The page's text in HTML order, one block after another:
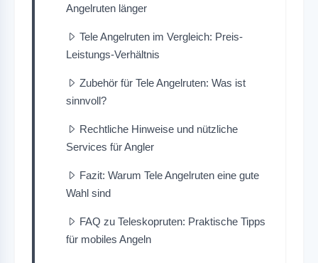
Angelruten länger
Tele Angelruten im Vergleich: Preis-
Leistungs-Verhältnis
Zubehör für Tele Angelruten: Was ist
sinnvoll?
Rechtliche Hinweise und nützliche
Services für Angler
Fazit: Warum Tele Angelruten eine gute
Wahl sind
FAQ zu Teleskopruten: Praktische Tipps
für mobiles Angeln